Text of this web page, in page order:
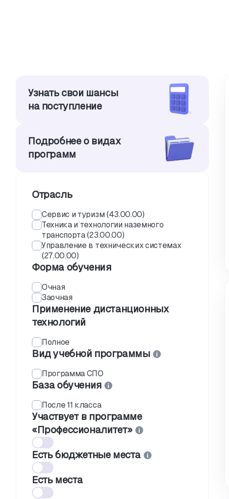
Узнать свои шансы
на поступление
Подробнее о видах
программ
Отрасль
Сервис и туризм (43.00.00)
Техника и технологии наземного
транспорта (23.00.00)
Управление в технических системах
(27.00.00)
Форма обучения
Очная
Заочная
Применение дистанционных
технологий
Полное
Вид учебной программы
Программа СПО
База обучения
После 11 класса
Участвует в программе
«Профессионалитет»
Есть бюджетные места
Есть места